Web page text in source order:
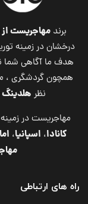
برندمهاجریست از
درخشان در زمینه
هدف ما آگاهی شما
همچون گردشگری ،
نظر هلدینگ
مهاجریست در زمینه
کانادا، اسپانیا،
راه های ارتباطی